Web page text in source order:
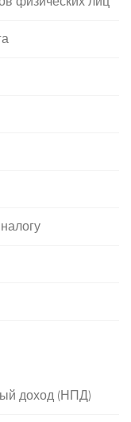
доход (НПД)